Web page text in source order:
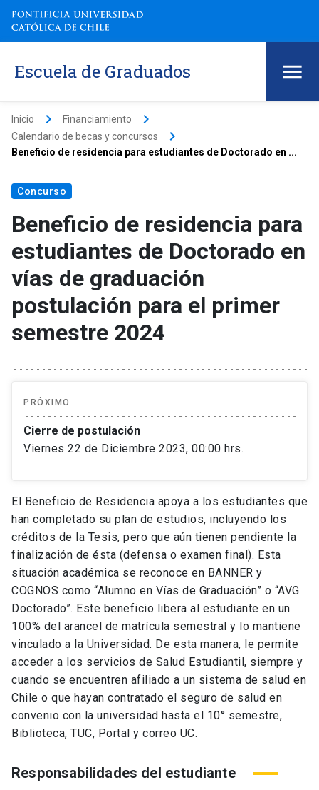
Escuela de Graduados
Inicio keyboard_arrow_right Financiamiento keyboard_arrow_right
Calendario de becas y concursos keyboard_arrow_right
Beneficio de residencia para estudiantes de Doctorado en ...
Concurso
Beneficio de residencia para
estudiantes de Doctorado en
vías de graduación
postulación para el primer
semestre 2024
PRÓXIMO
Cierre de postulación
Viernes 22 de Diciembre 2023, 00:00 hrs.
El Beneficio de Residencia apoya a los estudiantes que
han completado su plan de estudios, incluyendo los
créditos de la Tesis, pero que aún tienen pendiente la
finalización de ésta (defensa o examen final). Esta
situación académica se reconoce en BANNER y
COGNOS como “Alumno en Vías de Graduación” o “AVG
Doctorado”. Este beneficio libera al estudiante en un
100% del arancel de matrícula semestral y lo mantiene
vinculado a la Universidad. De esta manera, le permite
acceder a los servicios de Salud Estudiantil, siempre y
cuando se encuentren afiliado a un sistema de salud en
Chile o que hayan contratado el seguro de salud en
convenio con la universidad hasta el 10° semestre,
Biblioteca, TUC, Portal y correo UC.
Responsabilidades del estudiante